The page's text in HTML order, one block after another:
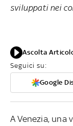
sviluppati nei
Ascolta
Seguici su:
Google
A Venezia, una